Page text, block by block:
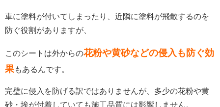
車に塗料が付いてしまったり、近隣に塗料が飛散するのを
防ぐ役割がありますが、
このシートは外からの花粉や黄砂などの侵入も防ぐ効
果もあるんです。
完璧に侵入を防げる訳ではありませんが、多少の花粉や黄
砂・埃が付着していても施工品質には影響しません。